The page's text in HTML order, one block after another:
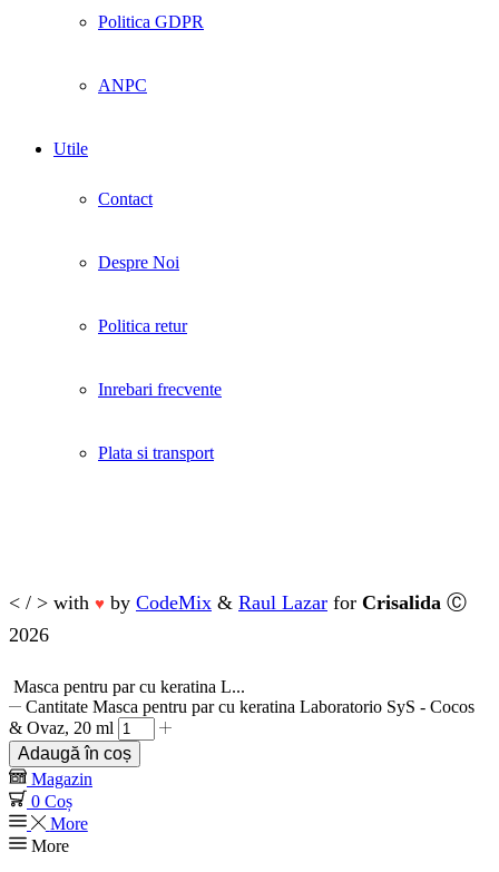
Politica GDPR
ANPC
Utile
Contact
Despre Noi
Politica retur
Inrebari frecvente
Plata si transport
< / > with ♥ by CodeMix & Raul Lazar for Crisalida Ⓒ
2026
Masca pentru par cu keratina L...
Cantitate Masca pentru par cu keratina Laboratorio SyS - Cocos
& Ovaz, 20 ml
Adaugă în coș
Magazin
0 Coș
More
More